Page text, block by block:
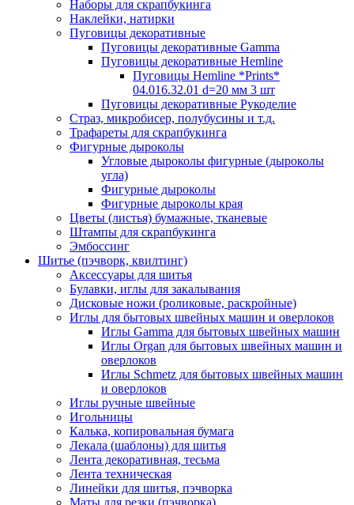
Наборы для скрапбукинга
Наклейки, натирки
Пуговицы декоративные
Пуговицы декоративные Gamma
Пуговицы декоративные Hemline
Пуговицы Hemline *Prints*
04.016.32.01 d=20 мм 3 шт
Пуговицы декоративные Рукоделие
Страз, микробисер, полубусины и т.д.
Трафареты для скрапбукинга
Фигурные дыроколы
Угловые дыроколы фигурные (дыроколы
угла)
Фигурные дыроколы
Фигурные дыроколы края
Цветы (листья) бумажные, тканевые
Штампы для скрапбукинга
Эмбоссинг
Шитье (пэчворк, квилтинг)
Аксессуары для шитья
Булавки, иглы для закалывания
Дисковые ножи (роликовые, раскройные)
Иглы для бытовых швейных машин и оверлоков
Иглы Gamma для бытовых швейных машин
Иглы Organ для бытовых швейных машин и
оверлоков
Иглы Schmetz для бытовых швейных машин
и оверлоков
Иглы ручные швейные
Игольницы
Калька, копировальная бумага
Лекала (шаблоны) для шитья
Лента декоративная, тесьма
Лента техническая
Линейки для шитья, пэчворка
Маты для резки (пэчворка)